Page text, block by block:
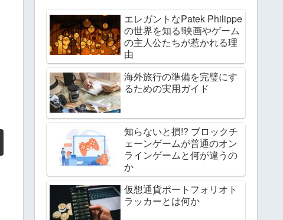
エレガントなPatek Philippe
の世界を知る!映画やゲーム
の主人公たちが惹かれる理
由
海外旅行の準備を完璧にす
るための実用ガイド
知らないと損!? ブロックチ
ェーンゲームが普通のオン
ラインゲームと何が違うの
か
仮想通貨ポートフォリオト
ラッカーとは何か